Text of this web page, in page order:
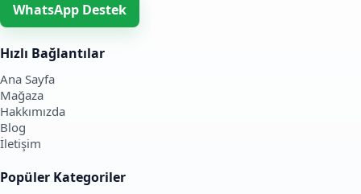
WhatsApp Destek
Hızlı Bağlantılar
Ana Sayfa
Mağaza
Hakkımızda
Blog
İletişim
Popüler Kategoriler